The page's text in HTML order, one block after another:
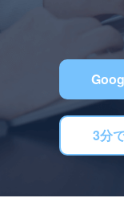
3分